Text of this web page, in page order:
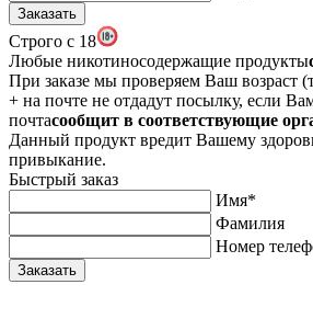
Заказать
Строго с 18
Любые никотиносодержащие продукты
При заказе мы проверяем Ваш возраст
+ на почте не отдадут посылку, если
почтасообщит в соответствующие
Данный продукт вредит Вашему
привыкание.
Быстрый заказ
Имя*
Фамилия
Номер